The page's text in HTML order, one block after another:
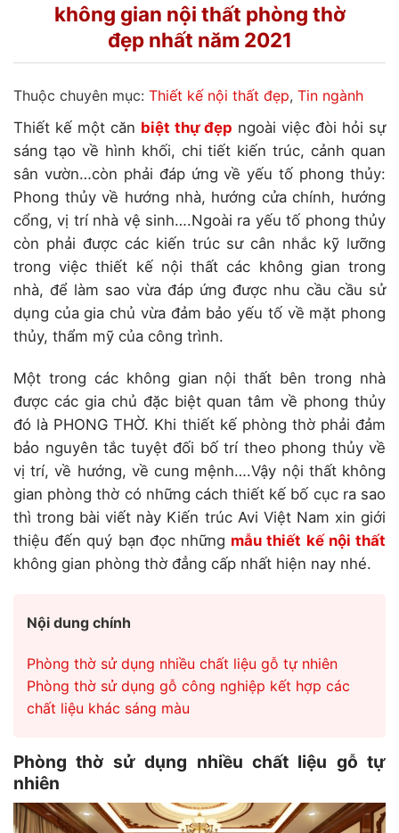
không gian nội thất phòng thờ
đẹp nhất năm 2021
Thuộc chuyên mục: Thiết kế nội thất đẹp, Tin ngành
Thiết kế một căn biệt thự đẹp ngoài việc đòi hỏi sự
sáng tạo về hình khối, chi tiết kiến trúc, cảnh quan
sân vườn…còn phải đáp ứng về yếu tố phong thủy:
Phong thủy về hướng nhà, hướng cửa chính, hướng
cổng, vị trí nhà vệ sinh….Ngoài ra yếu tố phong thủy
còn phải được các kiến trúc sư cân nhắc kỹ lưỡng
trong việc thiết kế nội thất các không gian trong
nhà, để làm sao vừa đáp ứng được nhu cầu cầu sử
dụng của gia chủ vừa đảm bảo yếu tố về mặt phong
thủy, thẩm mỹ của công trình.
Một trong các không gian nội thất bên trong nhà
được các gia chủ đặc biệt quan tâm về phong thủy
đó là PHONG THỜ. Khi thiết kế phòng thờ phải đảm
bảo nguyên tắc tuyệt đối bố trí theo phong thủy về
vị trí, về hướng, về cung mệnh….Vậy nội thất không
gian phòng thờ có những cách thiết kế bố cục ra sao
thì trong bài viết này Kiến trúc Avi Việt Nam xin giới
thiệu đến quý bạn đọc những mẫu thiết kế nội thất
không gian phòng thờ đẳng cấp nhất hiện nay nhé.
Nội dung chính
Phòng thờ sử dụng nhiều chất liệu gỗ tự nhiên
Phòng thờ sử dụng gỗ công nghiệp kết hợp các
chất liệu khác sáng màu
Phòng thờ sử dụng nhiều chất liệu gỗ tự
nhiên